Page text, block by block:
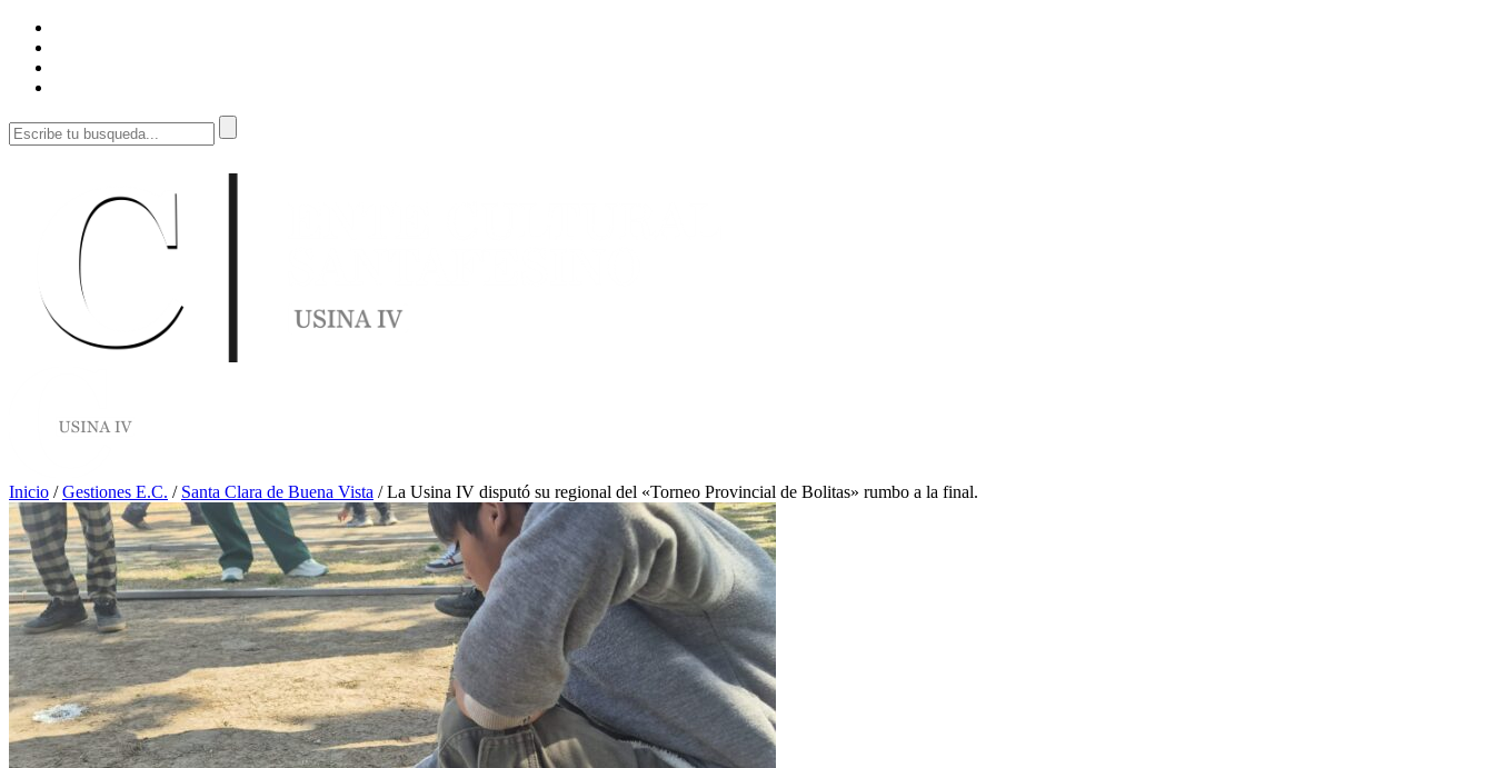
Inicio /Gestiones E.C. / Santa Clara de Buena Vista /La Usina IV disputó su regional del «Torneo Provincial de Bolitas» rumbo a la final.